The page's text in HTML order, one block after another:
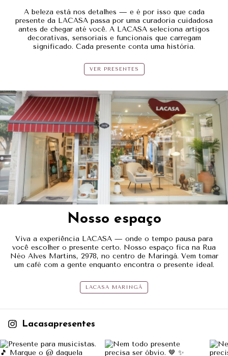
A beleza está nos detalhes — e é por isso que cada
presente da LACASA passa por uma curadoria cuidadosa
antes de chegar até você. A LACASA seleciona artigos
decorativas, sensoriais e funcionais que carregam
significado. Cada presente conta uma história.
VER PRESENTES
Nosso espaço
Viva a experiência LACASA — onde o tempo pausa para
você escolher o presente certo. Nosso espaço fica na Rua
Néo Alves Martins, 2978, no centro de Maringá. Vem tomar
um café com a gente enquanto encontra o presente ideal.
LACASA MARINGÁ
Lacasapresentes